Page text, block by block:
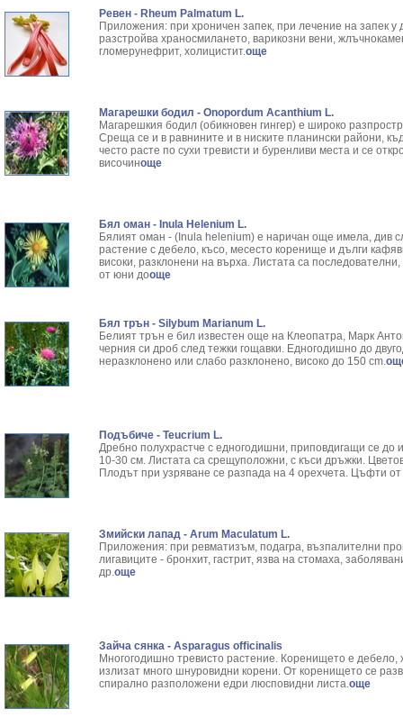
Ревен - Rheum Palmatum L.
Приложения: при хроничен запек, при лечение на запек у
разстройва храносмилането, варикозни вени,
гломерунефрит, холицистит.още
Магарешки бодил - Onopordum Acanthium L.
Магарешкия бодил (обикновен гингер) е широко
Среща се и в равнините и в ниските планински райони,
често расте по сухи тревисти и буренливи места и се
височиноще
Бял оман - Inula Helenium L.
Бялият оман - (Inula helenium) е наричан още имела, див
растение с дебело, късо, месесто коренище и дълги
високи, разклонени на върха. Листата са
от юни дооще
Бял трън - Silybum Marianum L.
Белият трън е бил известен още на Клеопатра, Марк
черния си дроб след тежки гощавки. Едногодишно до
неразклонено или слабо разклонено, високо до 150 cm.
Подъбиче - Teucrium L.
Дребно полухрастче с едногодишни, приповдигащи се до
10-30 см. Листата са срещуположни, с къси дръжки.
Плодът при узряване се разпада на 4 орехчета. Цъфти от
Змийски лапад - Arum Maculatum L.
Приложения: при ревматизъм, подагра, възпалителни
лигавиците - бронхит, гастрит, язва на стомаха,
др.още
Зайча сянка - Asparagus officinalis
Многогодишно тревисто растение. Коренището е дебело,
излизат много шнуровидни корени. От коренището се
спирално разположени едри люсповидни листа.още